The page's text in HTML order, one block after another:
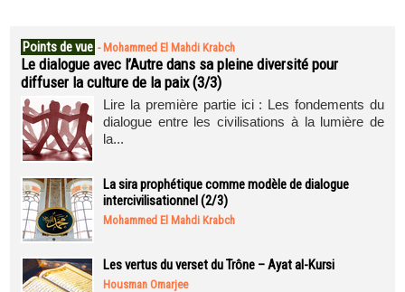
Points de vue - Mohammed El Mahdi Krabch
Le dialogue avec l’Autre dans sa pleine diversité pour
diffuser la culture de la paix (3/3)
Lire la première partie ici : Les fondements du
dialogue entre les civilisations à la lumière de
la...
La sira prophétique comme modèle de dialogue
intercivilisationnel (2/3)
Mohammed El Mahdi Krabch
Les vertus du verset du Trône – Ayat al-Kursi
Housman Omarjee